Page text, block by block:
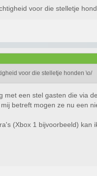
voor die stelletje
voor die stelletje honden \o/
met een stel gasten die via
betreft mogen ze nu een
(Xbox 1 bijvoorbeeld) kan